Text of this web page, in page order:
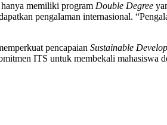
memiliki program Double Degree
pengalaman internasional.
pencapaian Sustainable
ITS untuk membekali mahasiswa